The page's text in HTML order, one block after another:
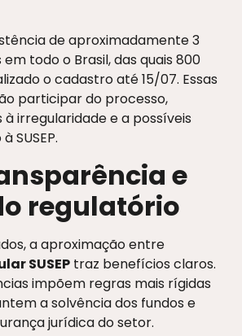
de aproximadamente 3
todo o Brasil, das quais 800
o cadastro até 15/07. Essas
participar do processo,
irregularidade e a possíveis
SUSEP.
e
regulatório
a aproximação entre
SUSEP traz benefícios claros.
impõem regras mais rígidas
a solvência dos fundos e
jurídica do setor.